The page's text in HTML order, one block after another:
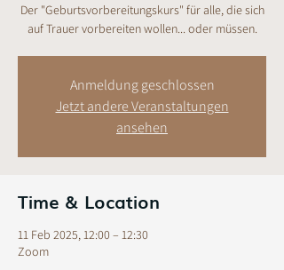
Der "Geburtsvorbereitungskurs" für alle, die sich
auf Trauer vorbereiten wollen... oder müssen.
Anmeldung geschlossen
Jetzt andere Veranstaltungen
ansehen
Time & Location
11 Feb 2025, 12:00 – 12:30
Zoom